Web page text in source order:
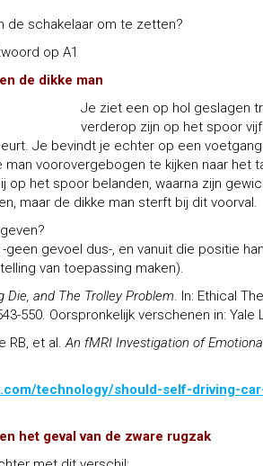
de schakelaar om te zetten?
op A1
de dikke man
Je ziet een op hol geslagen
verderop zijn op het spoor
Je bevindt je echter op een
voorovergebogen te kijken naar het
op het spoor belanden, waarna zijn
maar de dikke man sterft bij dit voorval.
gevoel dus-, en vanuit die positie
van toepassing maken).
Die, and The Trolley Problem. In: Ethical
550. Oorspronkelijk verschenen in: Yale
RB, et al.An fMRI Investigation of
technology/should-self-driving-
het geval van de zware rugzak